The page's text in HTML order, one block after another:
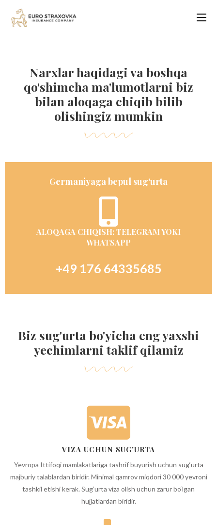
Narxlar haqidagi va boshqa
qo'shimcha ma'lumotlarni biz
bilan aloqaga chiqib bilib
olishingiz mumkin
Germaniyaga bepul sug'urta
ALOQAGA CHIQISH: TELEGRAM YOKI
WHATSAPP
+49 176 64335685
Biz sug'urta bo'yicha eng yaxshi
yechimlarni taklif qilamiz
VIZA UCHUN SUG'URTA
Yevropa Ittifoqi mamlakatlariga tashrif buyurish uchun sug‘urta
majburiy talablardan biridir. Minimal qamrov miqdori 30 000 yevroni
tashkil etishi kerak. Sug‘urta viza olish uchun zarur bo‘lgan
hujjatlardan biridir.